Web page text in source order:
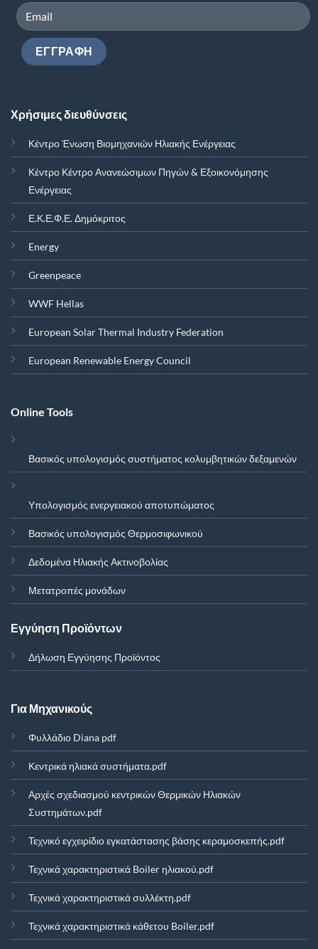
Χρήσιμες διευθύνσεις
Κέντρο Ένωση Βιομηχανιών Ηλιακής Ενέργειας
Κέντρο Κέντρο Ανανεώσιμων Πηγών & Εξοικονόμησης
Ενέργειας
Ε.Κ.Ε.Φ.Ε. Δημόκριτος
Energy
Greenpeace
WWF Hellas
European Solar Thermal Industry Federation
European Renewable Energy Council
Online Tools
Βασικός υπολογισμός συστήματος κολυμβητικών δεξαμενών
Υπολογισμός ενεργειακού αποτυπώματος
Βασικός υπολογισμός Θερμοσιφωνικού
Δεδομένα Ηλιακής Ακτινοβολίας
Μετατροπές μονάδων
Εγγύηση Προϊόντων
Δήλωση Εγγύησης Προϊόντος
Για Μηχανικούς
Φυλλάδιο Diana pdf
Κεντρικά ηλιακά συστήματα.pdf
Αρχές σχεδιασμού κεντρικών Θερμικών Ηλιακών
Συστημάτων.pdf
Τεχνικό εγχειρίδιο εγκατάστασης βάσης κεραμοσκεπής.pdf
Τεχνικά χαρακτηριστικά Boiler ηλιακού.pdf
Τεχνικά χαρακτηριστικά συλλέκτη.pdf
Τεχνικά χαρακτηριστικά κάθετου Boiler.pdf